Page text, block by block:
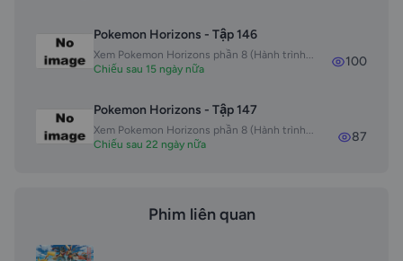
Pokemon Horizons - Tập 146
Xem Pokemon Horizons phần 8 (Hành trình...
Chiếu sau 15 ngày nữa
100
Pokemon Horizons - Tập 147
Xem Pokemon Horizons phần 8 (Hành trình...
Chiếu sau 22 ngày nữa
87
Phim liên quan